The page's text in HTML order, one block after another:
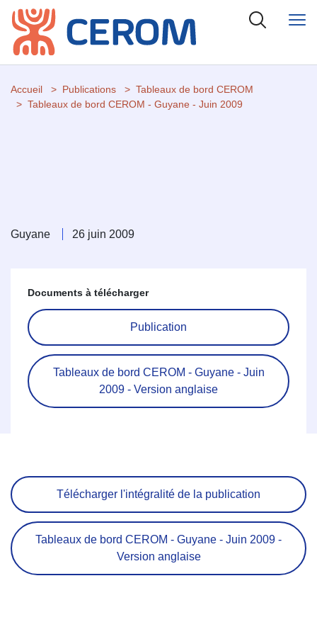
Accueil Publications
Tableaux de bord CEROM
Tableaux de bord CEROM - Guyane - Juin 2009
Guyane 26 juin 2009
Documents à télécharger
Publication
Tableaux de bord CEROM - Guyane - Juin
2009 - Version anglaise
Télécharger l'intégralité de la publication
Tableaux de bord CEROM - Guyane - Juin 2009 -
Version anglaise